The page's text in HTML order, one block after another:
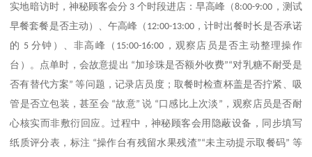
实地暗访时，神秘顾客会分 3 个时段进店：早高峰（8:00-9:00 ，测试
早餐套餐是否主动）、午高峰（ 12:00-13:00 ，计时出餐时长是否承诺
的 5分钟）、非高峰（ 15:00-16:00 ，观察店员是否主动整理操作
台）。点单时，会故意提出 “加珍珠是否额外收费”“对乳糖不耐受是
否有替代方案”等问题，记录店员度；取餐时检查杯盖是否拧紧、吸
管是否立包装，甚至会 “故意”说 “ 口感比上次淡 ” ，观察店员是否耐
心核实而非敷衍回应。过程中，神秘顾客会用隐蔽设备，同步填写
纸质评分表，标注 “操作台有残留水果残渣”“未主动提示取餐码” 等